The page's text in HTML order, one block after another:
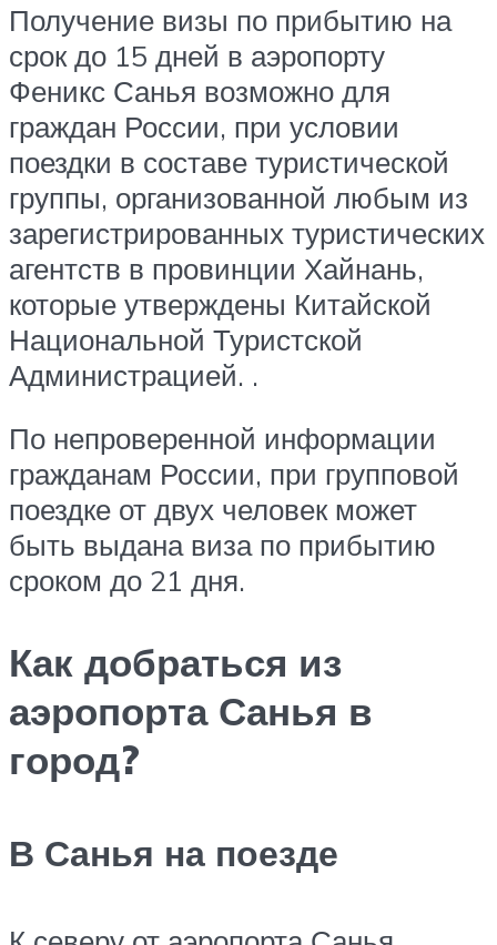
Получение визы по прибытию на
срок до 15 дней в аэропорту
Феникс Санья возможно для
граждан России, при условии
поездки в составе туристической
группы, организованной любым из
зарегистрированных туристических
агентств в провинции Хайнань,
которые утверждены Китайской
Национальной Туристской
Администрацией. .
По непроверенной информации
гражданам России, при групповой
поездке от двух человек может
быть выдана виза по прибытию
сроком до 21 дня.
Как добраться из
аэропорта Санья в
город?
В Санья на поезде